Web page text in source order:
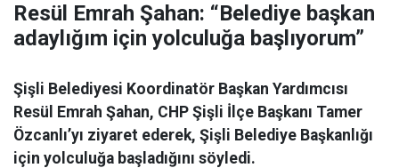
Resül Emrah Şahan: “Belediye başkan
adaylığım için yolculuğa başlıyorum”
Şişli Belediyesi Koordinatör Başkan Yardımcısı
Resül Emrah Şahan, CHP Şişli İlçe Başkanı Tamer
Özcanlı’yı ziyaret ederek, Şişli Belediye Başkanlığı
için yolculuğa başladığını söyledi.